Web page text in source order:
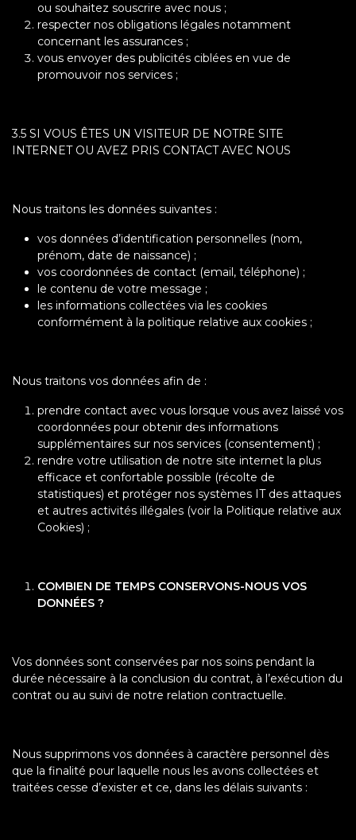
ou souhaitez souscrire avec nous ;
respecter nos obligations légales notamment
concernant les assurances ;
vous envoyer des publicités ciblées en vue de
promouvoir nos services ;
3.5 SI VOUS ÊTES UN VISITEUR DE NOTRE SITE
INTERNET OU AVEZ PRIS CONTACT AVEC NOUS
Nous traitons les données suivantes :
vos données d’identification personnelles (nom,
prénom, date de naissance) ;
vos coordonnées de contact (email, téléphone) ;
le contenu de votre message ;
les informations collectées via les cookies
conformément à la politique relative aux cookies ;
Nous traitons vos données afin de :
prendre contact avec vous lorsque vous avez laissé vos
coordonnées pour obtenir des informations
supplémentaires sur nos services (consentement) ;
rendre votre utilisation de notre site internet la plus
efficace et confortable possible (récolte de
statistiques) et protéger nos systèmes IT des attaques
et autres activités illégales (voir la Politique relative aux
Cookies) ;
COMBIEN DE TEMPS CONSERVONS-NOUS VOS
DONNÉES ?
Vos données sont conservées par nos soins pendant la
durée nécessaire à la conclusion du contrat, à l’exécution du
contrat ou au suivi de notre relation contractuelle.
Nous supprimons vos données à caractère personnel dès
que la finalité pour laquelle nous les avons collectées et
traitées cesse d’exister et ce, dans les délais suivants :